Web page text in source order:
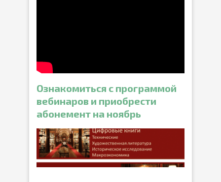
Ознакомиться с программой
вебинаров и приобрести
абонемент на ноябрь